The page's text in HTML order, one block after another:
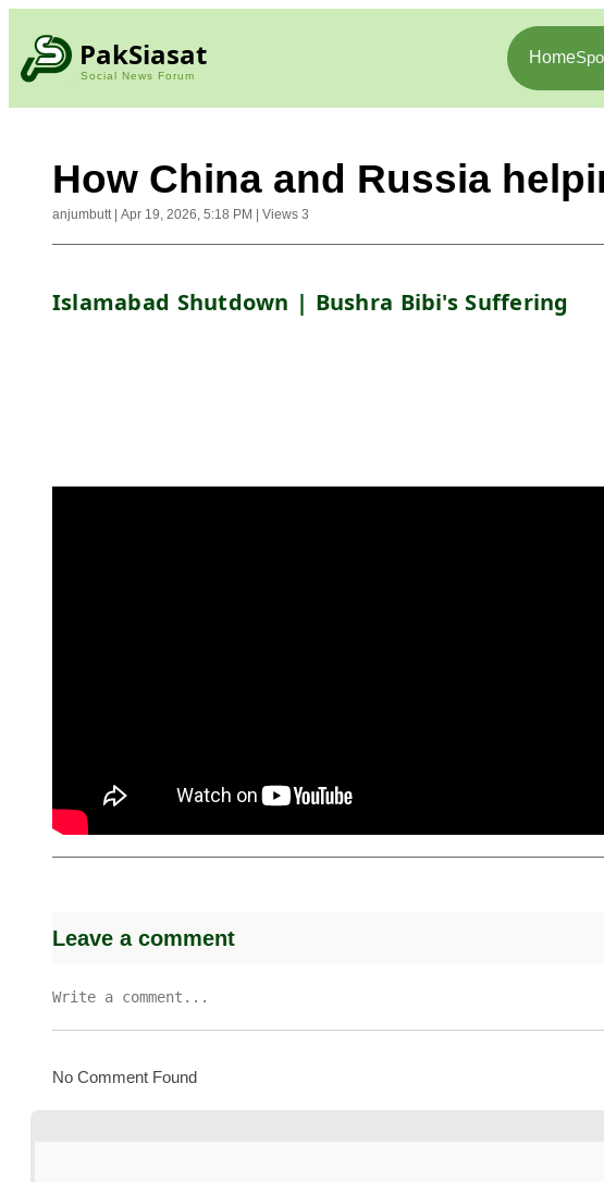
PakSiasat
Social News Forum
Home
How China and Russia
anjumbutt| Apr 19, 2026, 5:18 PM Views 3
Islamabad Shutdown | Bushra Bibi's Suffering
Leave a comment
No Comment Found